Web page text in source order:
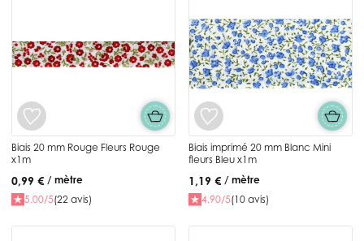
Biais 20 mm Rouge Fleurs Rouge
x1m
0,99 € / mètre
5.00/5(22 avis)
Biais imprimé 20 mm Blanc Mini
fleurs Bleu x1m
1,19 € / mètre
4.90/5(10 avis)